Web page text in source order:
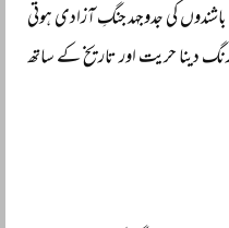
کی جدوجہد جنگِ آزادی ہوتی
دینا حریت اور تاریخ کے ساتھ